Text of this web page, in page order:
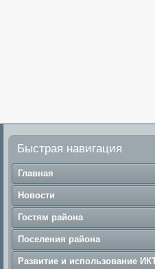
Быстрая навигация
Главная
Новости
Гостям района
Поселения района
Развитие и использование